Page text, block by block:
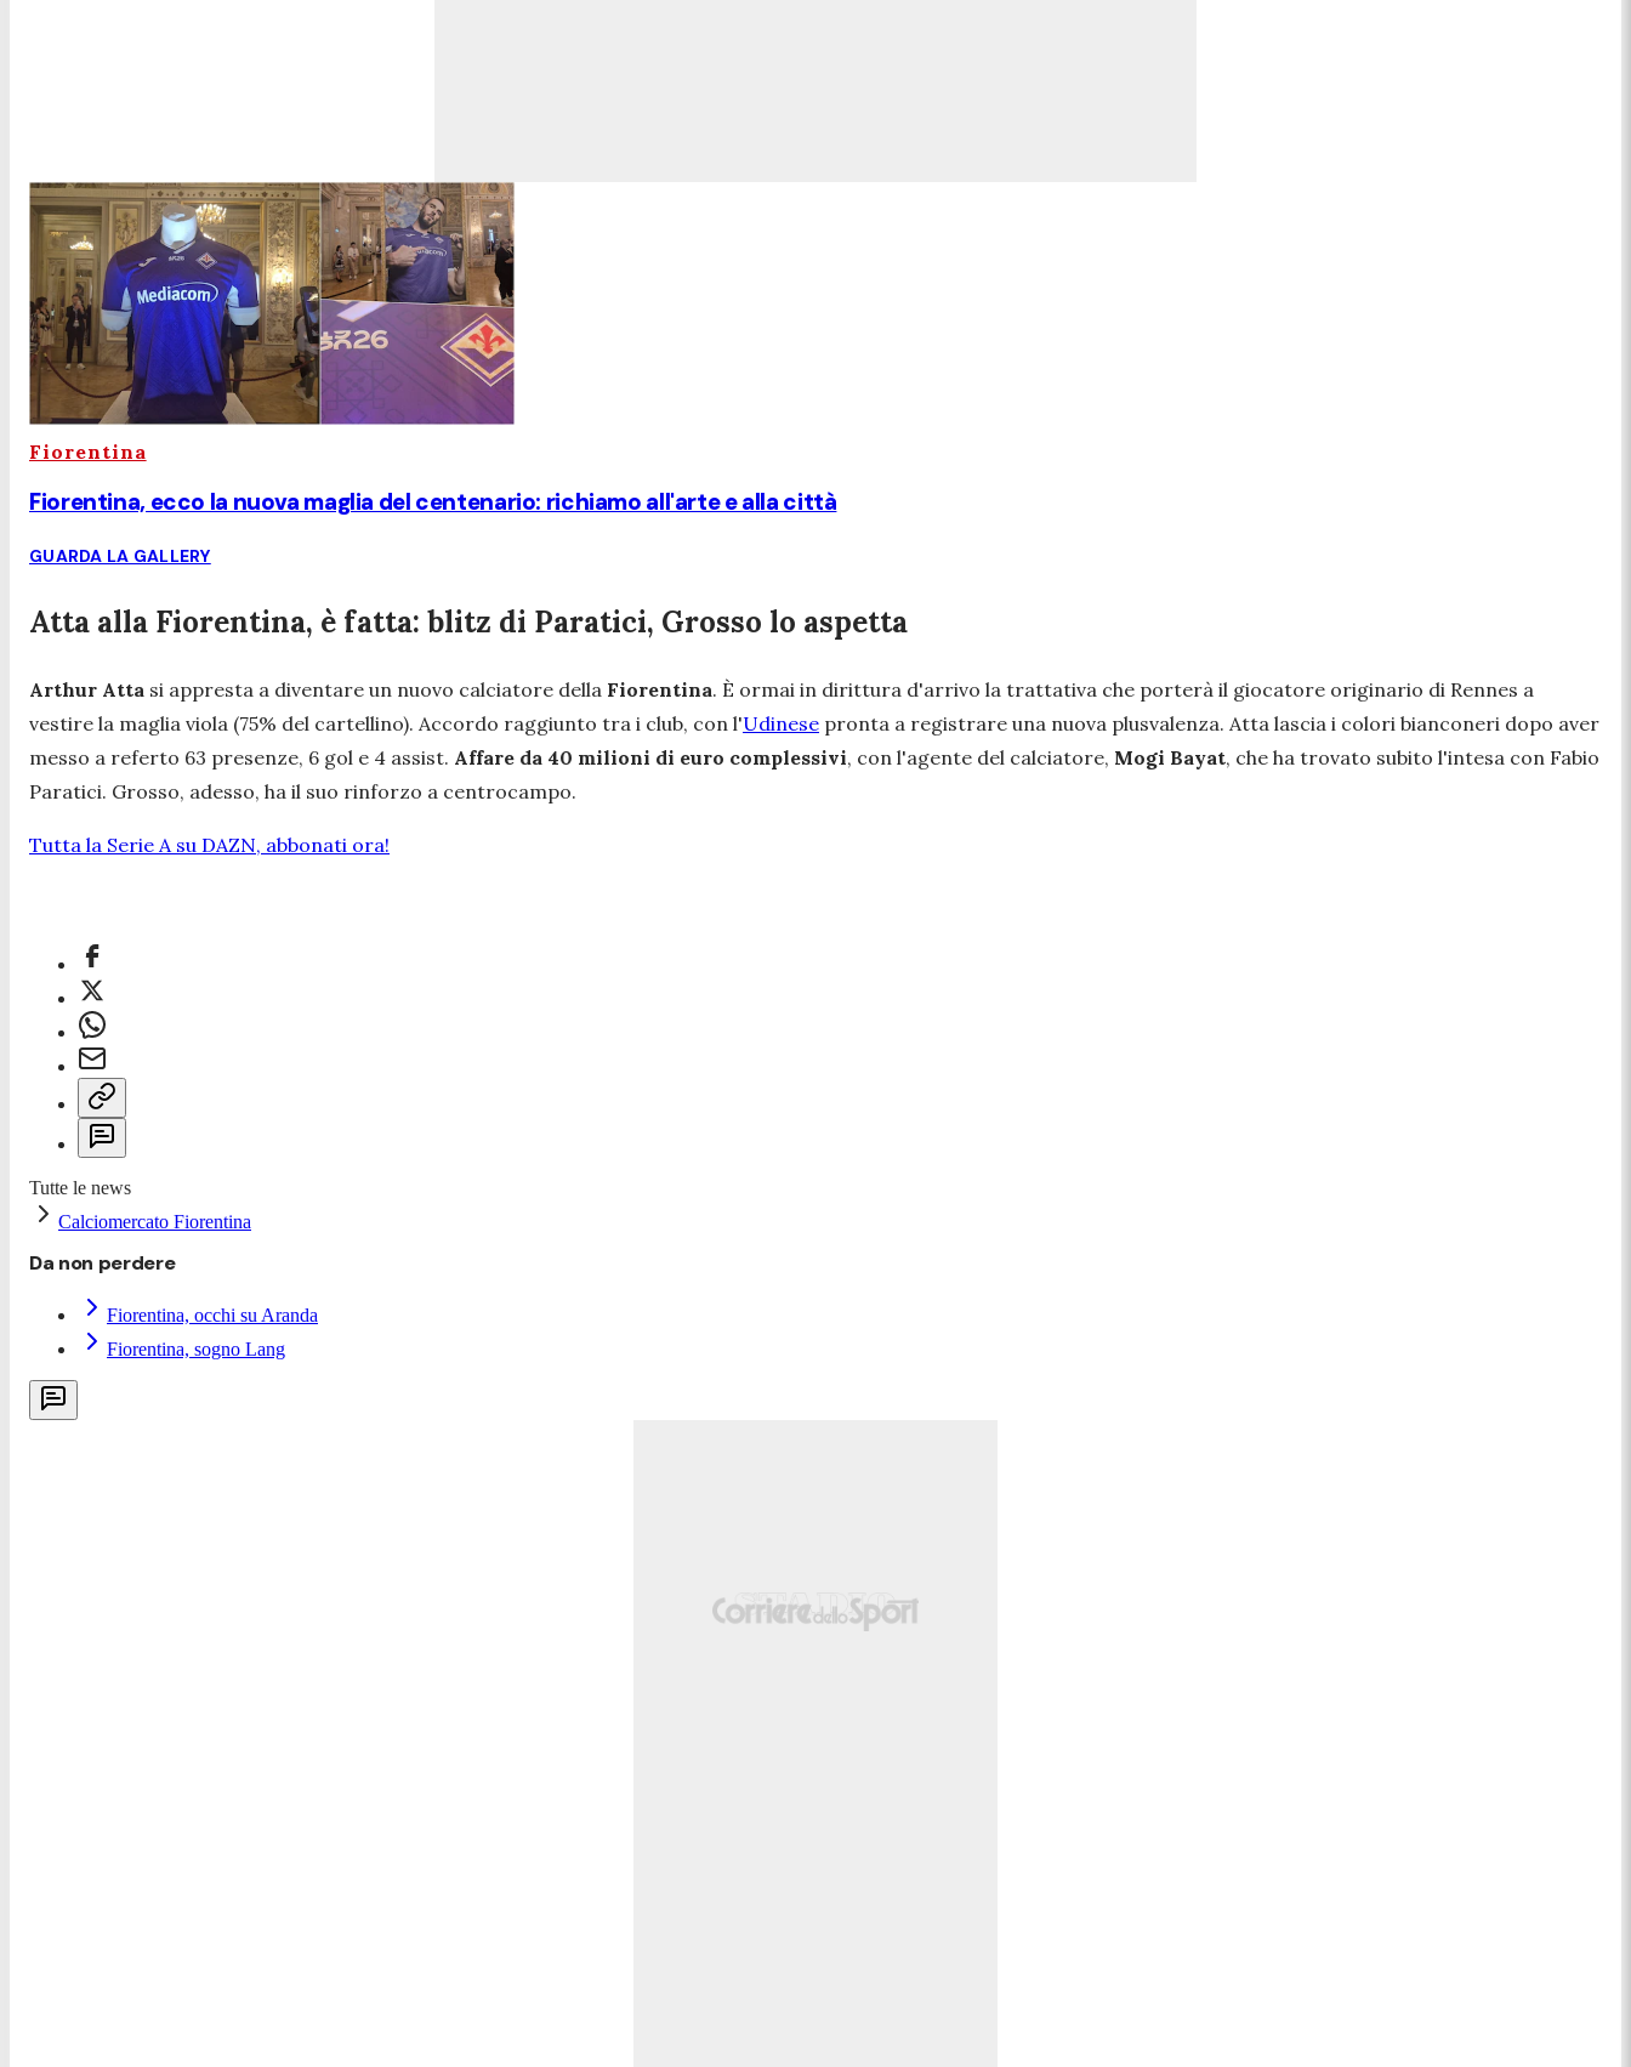
Fiorentina
Fiorentina, ecco la nuova maglia del centenario: richiamo all'arte e alla città
GUARDA LA GALLERY
Atta alla Fiorentina, è fatta: blitz di Paratici, Grosso lo aspetta
Arthur Atta si appresta a diventare un nuovo calciatore della Fiorentina. È ormai in dirittura d'arrivo la trattativa che porterà il giocatore originario di Rennes a
vestire la maglia viola (75% del cartellino). Accordo raggiunto tra i club, con l'Udinese pronta a registrare una nuova plusvalenza. Atta lascia i colori bianconeri dopo aver
messo a referto 63 presenze, 6 gol e 4 assist. Affare da 40 milioni di euro complessivi, con l'agente del calciatore, Mogi Bayat, che ha trovato subito l'intesa con Fabio
Paratici. Grosso, adesso, ha il suo rinforzo a centrocampo.
Tutta la Serie A su DAZN, abbonati ora!
Tutte le news
Calciomercato Fiorentina
Da non perdere
Fiorentina, occhi su Aranda
Fiorentina, sogno Lang